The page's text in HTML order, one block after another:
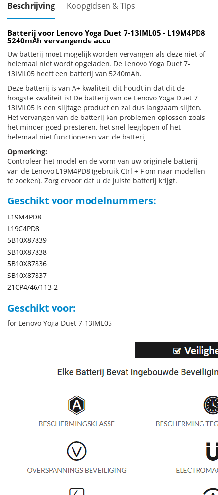
Beschrijving Koopgidsen & Tips
Batterij voor Lenovo Yoga Duet 7-13IML05 - L19M4PD8
5240mAh vervangende accu
Uw batterij moet mogelijk worden vervangen als deze niet of
helemaal niet wordt opgeladen. De Lenovo Yoga Duet 7-
13IML05 heeft een batterij van 5240mAh.
Deze batterij is van A+ kwaliteit, dit houdt in dat dit de
hoogste kwaliteit is! De batterij van de Lenovo Yoga Duet 7-
13IML05 is een slijtage product en zal dus langzaam slijten.
Het vervangen van de batterij kan problemen oplossen zoals
het minder goed presteren, het snel leeglopen of het
helemaal niet functioneren van de batterij.
Opmerking:
Controleer het model en de vorm van uw originele batterij
van de Lenovo L19M4PD8 (gebruik Ctrl + F om naar modellen
te zoeken). Zorg ervoor dat u de juiste batterij krijgt.
Geschikt voor modelnummers:
L19M4PD8
L19C4PD8
5B10X87839
SB10X87838
5B10X87836
SB10X87837
21CP4/46/113-2
Geschikt voor:
for Lenovo Yoga Duet 7-13IML05